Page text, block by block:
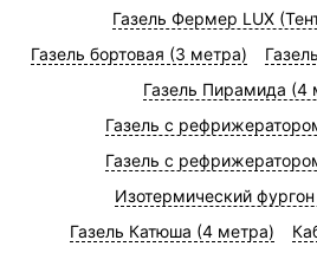
Газель Фермер LUX
Газель бортовая (3 метра)
Газель Пирамида (4
Газель с
Газель с
Изотермический
Газель Катюша (4 метра)